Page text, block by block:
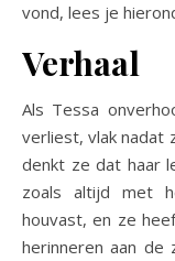
vond, lees je
Verhaal
Als Tessa
verliest, vlak nadat
denkt ze dat haar
zoals altijd met
houvast, en ze
herinneren aan de